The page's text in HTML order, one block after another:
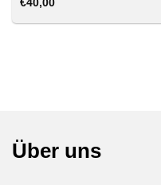
€40,00
Über uns